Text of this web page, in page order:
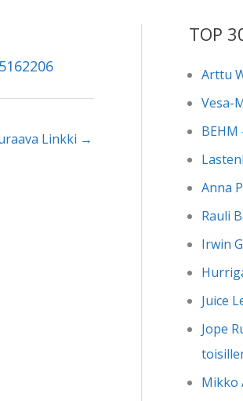
Linkki →
TOP
Arttu
Vesa-
BEHM
Anna
Rauli
Irwin
Juice
Jope
Mikko